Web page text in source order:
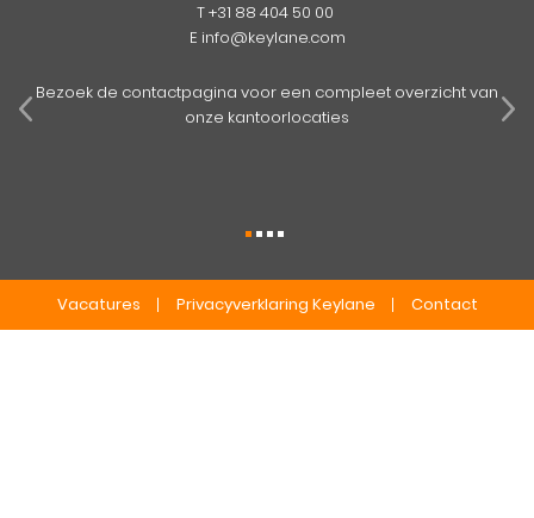
T+31 88 404 50 00
E info@keylane.com
Bezoek de contactpagina voor een compleet overzicht van
onze kantoorlocaties
Vacatures Privacyverklaring Keylane Contact